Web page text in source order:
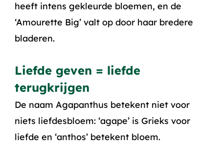
heeft intens gekleurde bloemen, en de
‘Amourette Big’ valt op door haar bredere
bladeren.
Liefde geven = liefde
terugkrijgen
De naam Agapanthus betekent niet voor
niets liefdesbloem: ‘agape’ is Grieks voor
liefde en ‘anthos’ betekent bloem.